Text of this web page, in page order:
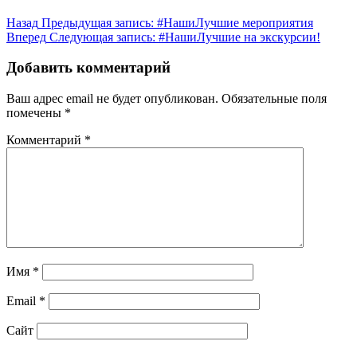
Назад Предыдущая запись: #НашиЛучшие мероприятия
Вперед Следующая запись: #НашиЛучшие на экскурсии!
Добавить комментарий
Ваш адрес email не будет опубликован. Обязательные поля
помечены *
Комментарий *
Имя *
Email *
Сайт